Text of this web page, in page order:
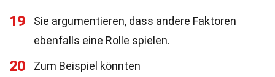
19
Sie argumentieren, dass andere Faktoren
ebenfalls eine Rolle spielen.
20
Zum Beispiel könnten